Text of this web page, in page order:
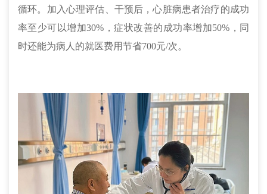
循环。加入心理评估、干预后，心脏病患者治疗的成功
率至少可以增加30%，症状改善的成功率增加50%，同
时还能为病人的就医费用节省700元/次。